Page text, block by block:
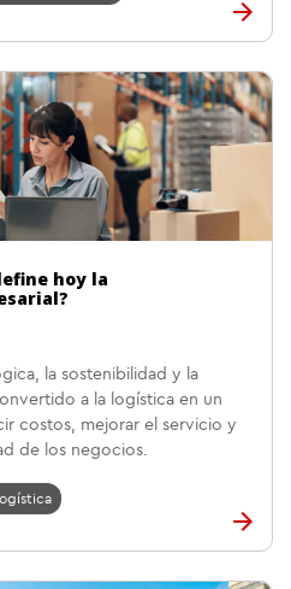
hoy la
la sostenibilidad y la
a la logística en un
costos, mejorar el servicio y
de los negocios.